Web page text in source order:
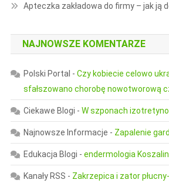
Apteczka zakładowa do firmy – jak ją
NAJNOWSZE KOMENTARZE
Polski Portal - Czy kobiecie celowo
sfałszowano chorobę nowotworową
Ciekawe Blogi - W szponach
Najnowsze Informacje - Zapalenie
Edukacja Blogi - endermologia Koszalin
Kanały RSS - Zakrzepica i zator